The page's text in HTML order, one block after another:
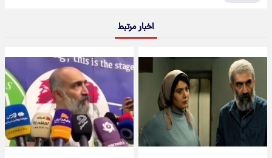
اخبار مرتبط